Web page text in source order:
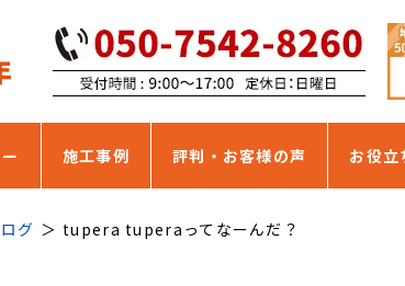
施工事例 評判・お客様の声 お役立
グ tupera tuperaってなーんだ？